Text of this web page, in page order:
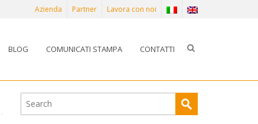
Azienda Partner Lavora con noi
BLOG COMUNICATI STAMPA CONTATTI